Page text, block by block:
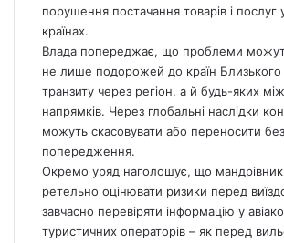
порушення постачання товарів і послуг
країнах.
Влада попереджає, що проблеми
не лише подорожей до країн
транзиту через регіон, а й будь-яких
напрямків. Через глобальні наслідки
можуть скасовувати або переносити без
попередження.
Окремо уряд наголошує, що
ретельно оцінювати ризики перед
завчасно перевіряти інформацію у
туристичних операторів – як перед